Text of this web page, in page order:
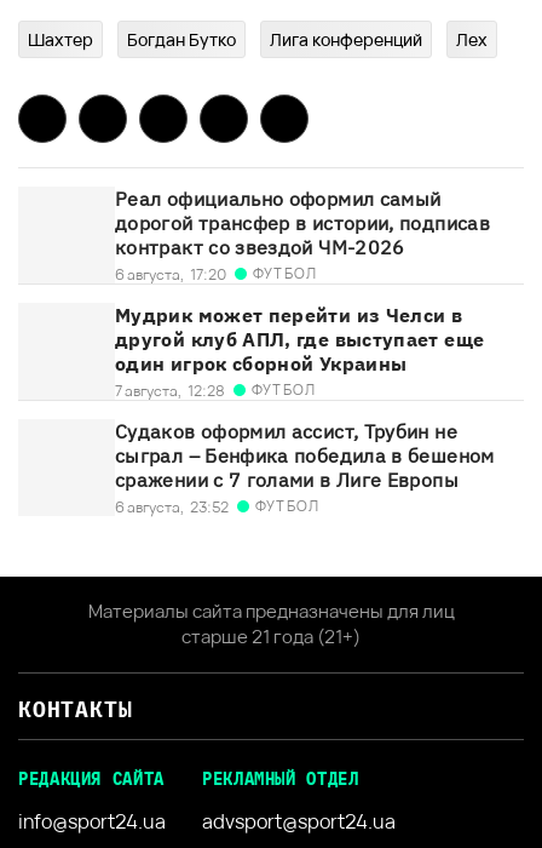
Шахтер Богдан Бутко Лига конференций Лех
Реал официально оформил самый
дорогой трансфер в истории, подписав
контракт со звездой ЧМ-2026
6 августа, 17:20 ФУТБОЛ
Мудрик может перейти из Челси в
другой клуб АПЛ, где выступает еще
один игрок сборной Украины
7 августа, 12:28 ФУТБОЛ
Судаков оформил ассист, Трубин не
сыграл – Бенфика победила в бешеном
сражении с 7 голами в Лиге Европы
6 августа, 23:52 ФУТБОЛ
Материалы сайта предназначены для лиц
старше 21 года (21+)
КОНТАКТЫ
РЕДАКЦИЯ САЙТА
info@sport24.ua
РЕКЛАМНЫЙ ОТДЕЛ
advsport@sport24.ua